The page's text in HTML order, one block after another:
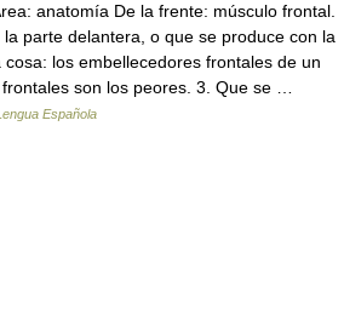
anatomía De la frente: músculo frontal.
parte delantera, o que se produce con la
los embellecedores frontales de un
son los peores. 3. Que se …
Española